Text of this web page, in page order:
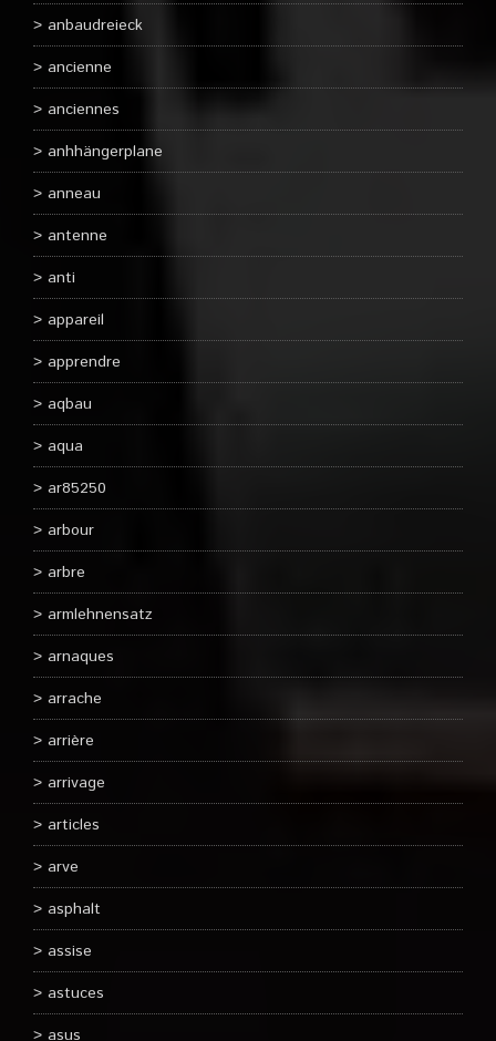
anbaudreieck
ancienne
anciennes
anhhängerplane
anneau
antenne
anti
appareil
apprendre
aqbau
aqua
ar85250
arbour
arbre
armlehnensatz
arnaques
arrache
arrière
arrivage
articles
arve
asphalt
assise
astuces
asus